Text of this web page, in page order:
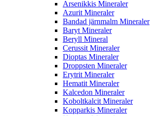
Arsenikkis Mineraler
Azurit Mineraler
Bandad järnmalm Mineraler
Baryt Mineraler
Beryll Mineral
Cerussit Mineraler
Dioptas Mineraler
Droppsten Mineraler
Erytrit Mineraler
Hematit Mineraler
Kalcedon Mineraler
Koboltkalcit Mineraler
Kopparkis Mineraler